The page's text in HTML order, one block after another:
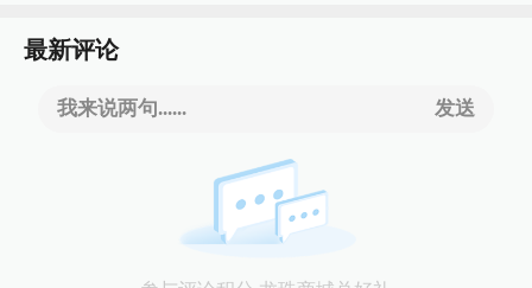
最新评论
我来说两句...... 发送